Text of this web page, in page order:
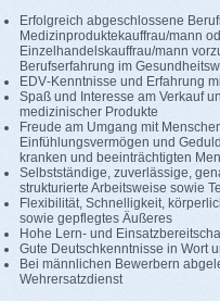
Erfolgreich abgeschlossene
Medizinproduktekauffrau/mann
Einzelhandelskauffrau/mann
Berufserfahrung im
EDV‐Kenntnisse und Erfahrung
Spaß und Interesse am Verkauf
medizinischer Produkte
Freude am Umgang mit
Einfühlungsvermögen und
kranken und beeinträchtigten
Selbstständige, zuverlässige,
strukturierte Arbeitsweise sowie
Flexibilität, Schnelligkeit,
sowie gepflegtes Äußeres
Hohe Lern‐ und
Gute Deutschkenntnisse in Wort
Bei männlichen Bewerbern
Wehrersatzdienst